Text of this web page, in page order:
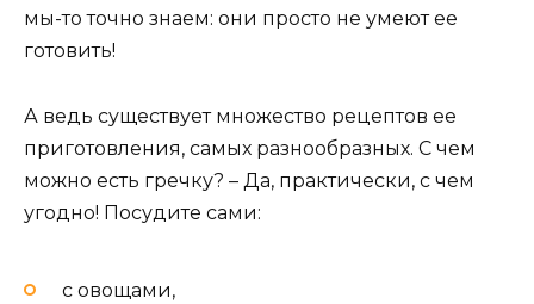
мы-то точно знаем: они просто не умеют ее
готовить!
А ведь существует множество рецептов ее
приготовления, самых разнообразных. С чем
можно есть гречку? – Да, практически, с чем
угодно! Посудите сами:
с овощами,